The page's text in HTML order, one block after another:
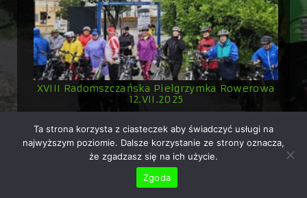
XVIII Radomszczańska Pielgrzymka Rowerowa
12.VII.2025
Copyright © 2026 Rowerowo.pl - ekipa rowerowa z
Radomska
Ta strona korzysta z ciasteczek aby świadczyć usługi na
najwyższym poziomie. Dalsze korzystanie ze strony oznacza,
że zgadzasz się na ich użycie.
Zgoda